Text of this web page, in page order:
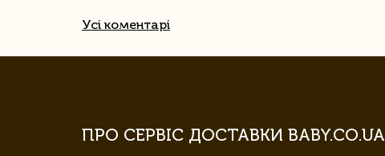
Усі коментарі
ПРО СЕРВІС ДОСТАВКИ BABY.CO.UA